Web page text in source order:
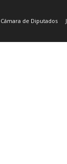
Cámara de Diputados